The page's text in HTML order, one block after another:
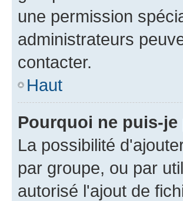
une permission
administrateurs
contacter.
Haut
Pourquoi ne puis-
La possibilité
par groupe, ou par
autorisé l'ajout de